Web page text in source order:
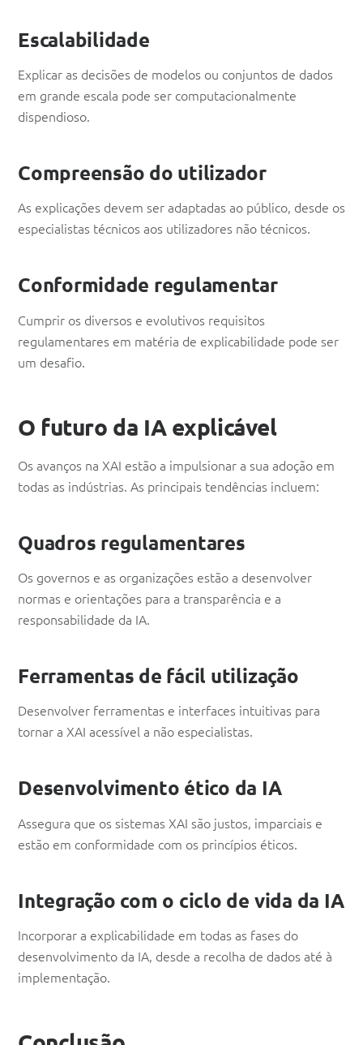
Escalabilidade
Explicar as decisões de modelos ou conjuntos de dados
em grande escala pode ser computacionalmente
dispendioso.
Compreensão do utilizador
As explicações devem ser adaptadas ao público, desde os
especialistas técnicos aos utilizadores não técnicos.
Conformidade regulamentar
Cumprir os diversos e evolutivos requisitos
regulamentares em matéria de explicabilidade pode ser
um desafio.
O futuro da IA explicável
Os avanços na XAI estão a impulsionar a sua adoção em
todas as indústrias. As principais tendências incluem:
Quadros regulamentares
Os governos e as organizações estão a desenvolver
normas e orientações para a transparência e a
responsabilidade da IA.
Ferramentas de fácil utilização
Desenvolver ferramentas e interfaces intuitivas para
tornar a XAI acessível a não especialistas.
Desenvolvimento ético da IA
Assegura que os sistemas XAI são justos, imparciais e
estão em conformidade com os princípios éticos.
Integração com o ciclo de vida da IA
Incorporar a explicabilidade em todas as fases do
desenvolvimento da IA, desde a recolha de dados até à
implementação.